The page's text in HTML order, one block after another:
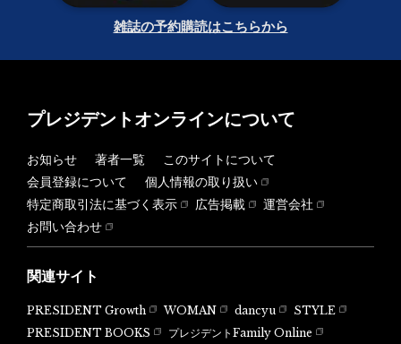
雑誌の予約購読はこちらから
プレジデントオンラインについて
お知らせ 著者一覧
このサイトについて
会員登録について
個人情報の取り扱い
特定商取引法に基づく表示
広告掲載
運営会社
お問い合わせ
関連サイト
PRESIDENT Growth WOMAN dancyu
STYLE
PRESIDENT BOOKS
プレジデントFamily Online